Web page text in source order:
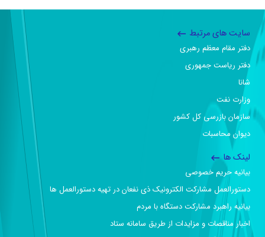
سایت های مرتبط
دفتر مقام معظم رهبری
دفتر ریاست جمهوری
شانا
وزارت نفت
سازمان بازرسی کل کشور
دیوان محاسبات
لینک ها
بیانیه حریم خصوصی
دستورالعمل مشارکت الکترونیک ذی نفعان در تهیه دستورالعمل ها
بیانیه راهبرد مشارکت دستگاه با مردم
اخبار مناقصات و مزایدات از طریق سامانه ستاد